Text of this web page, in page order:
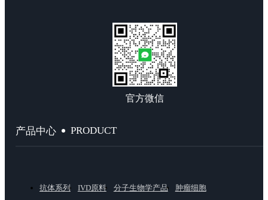
官方微信
产品中心 PRODUCT
抗体系列 IVD原料 分子生物学产品
肿瘤细胞